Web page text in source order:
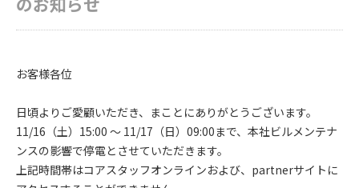
お客様各位
日頃よりご愛顧いただき、まことにありがとうございます。
11/16（土）15:00 ～ 11/17（日）09:00まで、本社ビルメンテナ
ンスの影響で停電とさせていただきます。
上記時間帯はコアスタッフオンラインおよび、partnerサイトに